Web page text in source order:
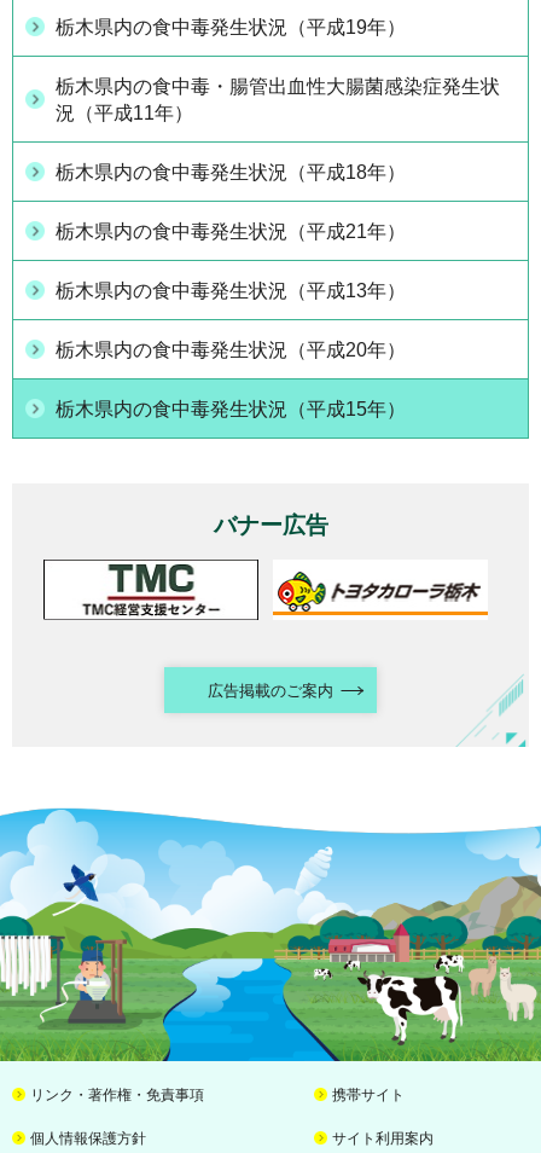
栃木県内の食中毒発生状況（平成19年）
栃木県内の食中毒・腸管出血性大腸菌感染症発生状
況（平成11年）
栃木県内の食中毒発生状況（平成18年）
栃木県内の食中毒発生状況（平成21年）
栃木県内の食中毒発生状況（平成13年）
栃木県内の食中毒発生状況（平成20年）
栃木県内の食中毒発生状況（平成15年）
バナー広告
広告掲載のご案内
リンク・著作権・免責事項 携帯サイト
個人情報保護方針 サイト利用案内